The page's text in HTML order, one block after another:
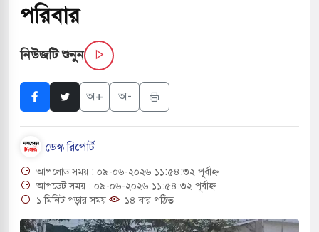
৬ শ্রমিক নিহত, আহত ১৫
নিয়ন্ত্রণে দেড় হাজার মসজিদ থেকে মাইক
বন্দুকধারীর গুলিতে শিক্ষক নিহত, হামলাকারীর আত্মহত্যা
মধ্যপ্রাচ্যে ব্ল্যাকআউটের কঠোর হুঁশিয়ারি ইরানের
পরিবার
নিউজটি শুনুন
অ+ অ-
ডেস্ক রিপোর্ট
আপলোড সময় : ০৯-০৬-২০২৬ ১১:৫৪:৩২ পূর্বাহ্ন
আপডেট সময় : ০৯-০৬-২০২৬ ১১:৫৪:৩২ পূর্বাহ্ন
১ মিনিট পড়ার সময়
১৪ বার পঠিত